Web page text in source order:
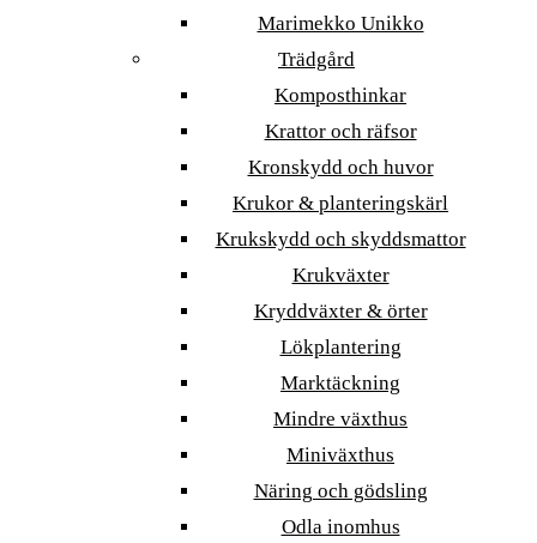
Marimekko Unikko
Trädgård
Komposthinkar
Krattor och räfsor
Kronskydd och huvor
Krukor & planteringskärl
Krukskydd och skyddsmattor
Krukväxter
Kryddväxter & örter
Lökplantering
Marktäckning
Mindre växthus
Miniväxthus
Näring och gödsling
Odla inomhus